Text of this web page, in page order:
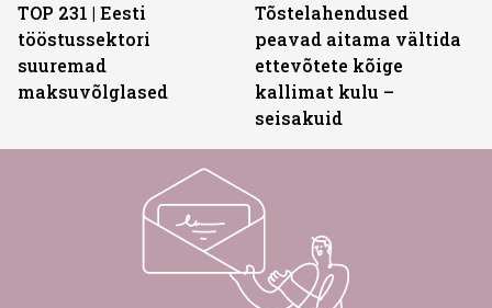
TOP 231 | Eesti
tööstussektori
suuremad
maksuvõlglased
Tõstelahendused
peavad aitama vältida
ettevõtete kõige
kallimat kulu –
seisakuid